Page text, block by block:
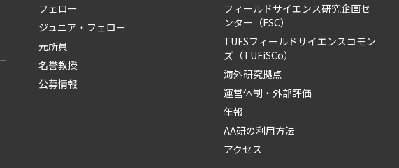
フェロー
ジュニア・フェロー
元所員
名誉教授
公募情報
フィールドサイエンス研究企画セ
ンター（FSC）
TUFSフィールドサイエンスコモン
ズ（TUFiSCo）
海外研究拠点
運営体制・外部評価
年報
AA研の利用方法
アクセス